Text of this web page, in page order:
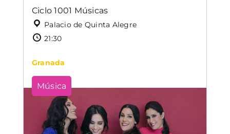
Ciclo 1001 Músicas
Palacio de Quinta Alegre
21:30
Granada
Música